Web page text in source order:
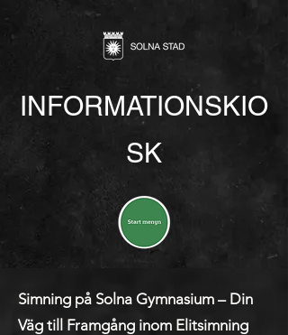
INFORMATIONSKIO
SK
Simning på Solna Gymnasium – Din
Väg till Framgång inom Elitsimning